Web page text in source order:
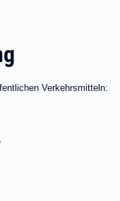
Verkehrsmitteln: